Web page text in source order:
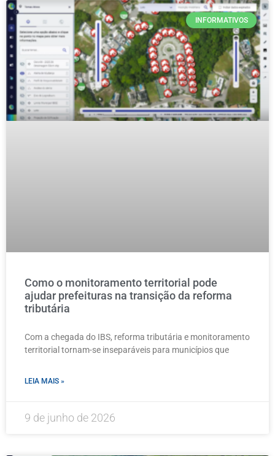
INFORMATIVOS
Como o monitoramento territorial pode
ajudar prefeituras na transição da reforma
tributária
Com a chegada do IBS, reforma tributária e monitoramento
territorial tornam-se inseparáveis para municípios que
LEIA MAIS »
9 de junho de 2026